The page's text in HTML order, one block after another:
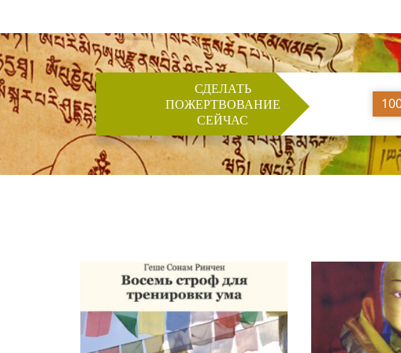
СДЕЛАТЬ
ПОЖЕРТВОВАНИЕ
СЕЙЧАС